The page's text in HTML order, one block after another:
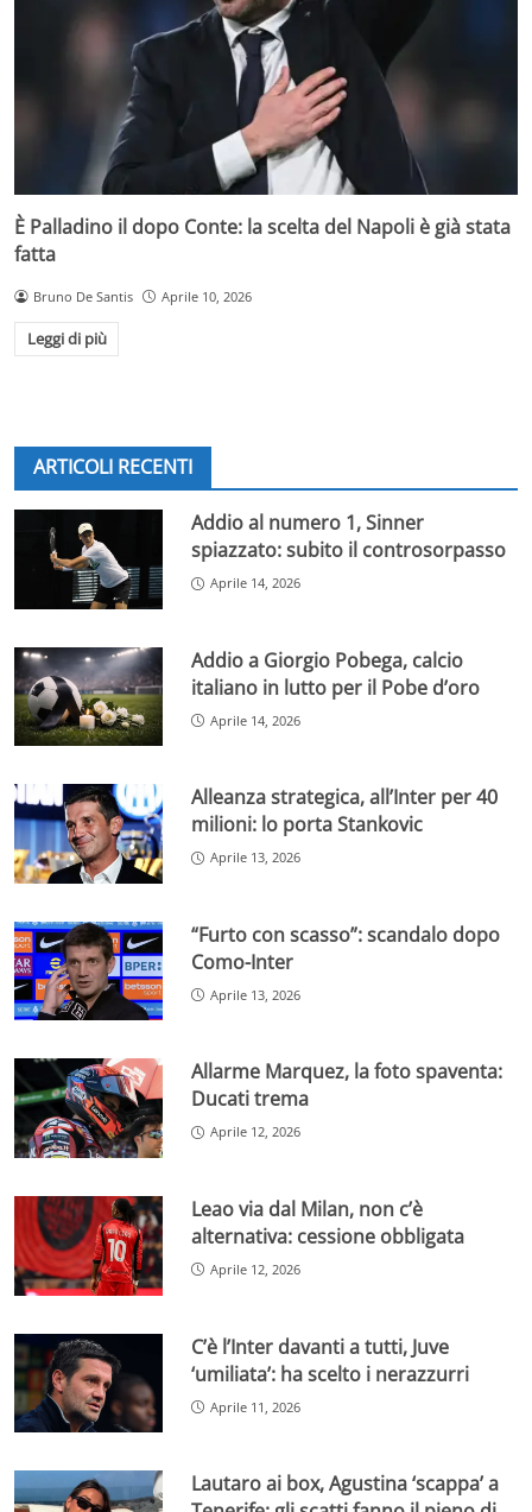
È Palladino il dopo Conte: la scelta del Napoli è già stata
fatta
Bruno De Santis Aprile 10, 2026
Leggi di più
ARTICOLI RECENTI
Addio al numero 1, Sinner
spiazzato: subito il controsorpasso
Aprile 14, 2026
Addio a Giorgio Pobega, calcio
italiano in lutto per il Pobe d’oro
Aprile 14, 2026
Alleanza strategica, all’Inter per 40
milioni: lo porta Stankovic
Aprile 13, 2026
“Furto con scasso”: scandalo dopo
Como-Inter
Aprile 13, 2026
Allarme Marquez, la foto spaventa:
Ducati trema
Aprile 12, 2026
Leao via dal Milan, non c’è
alternativa: cessione obbligata
Aprile 12, 2026
C’è l’Inter davanti a tutti, Juve
‘umiliata’: ha scelto i nerazzurri
Aprile 11, 2026
Lautaro ai box, Agustina ‘scappa’ a